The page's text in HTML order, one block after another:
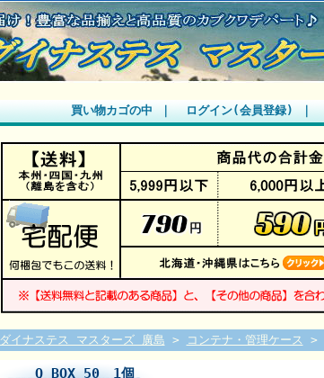
買い物カゴの中 ログイン(会員登録)
ダイナステス マスターズ 廣島 > コンテナ・管理ケース >
Q BOX 50 1個